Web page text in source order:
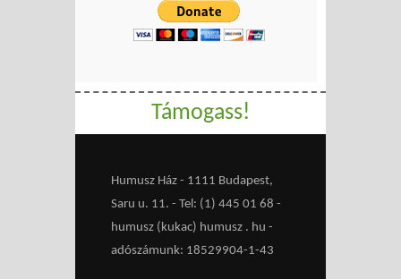
Támogass!
Humusz Ház - 1111 Budapest,
Saru u. 11. - Tel: (1) 445 01 68 -
humusz (kukac) humusz . hu -
adószámunk: 18529904-1-43